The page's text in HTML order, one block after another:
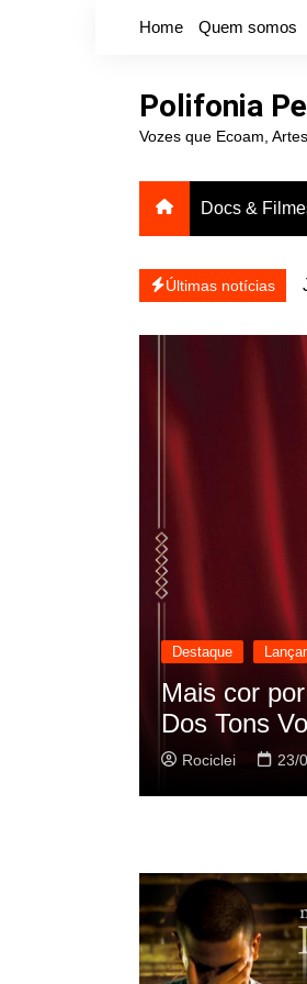
Home Quem somos
Polifonia
Vozes que Ecoam,
Docs &
Últimas notícias
ea coragem de se
Destaque
Rashid vai
sua nova
Rociclei 22/